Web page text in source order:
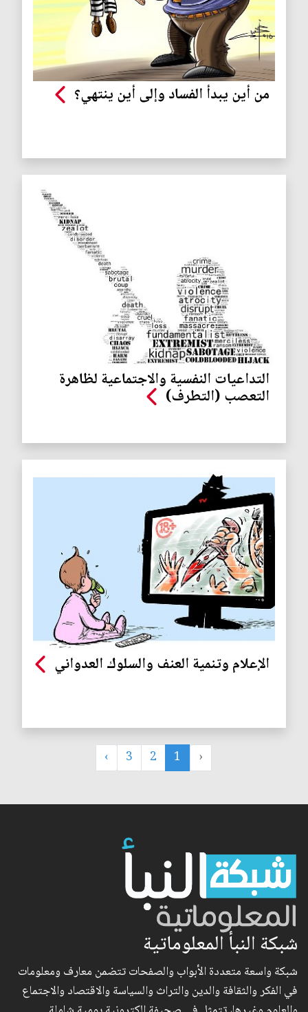
من أين يبدأ الفساد وإلى أين ينتهي؟
التداعيات النفسية والاجتماعية لظاهرة
التعصب (التطرف)
الإعلام وتنمية العنف والسلوك العدواني
‹
1
2
3
›
شبكة النبأ المعلوماتية
شبكة واسعة متعددة الأبواب والصفحات تتضمن معارف ومعلومات
في الفكر والثقافة والدين والتراث والسياسة والاقتصاد والاجتماع